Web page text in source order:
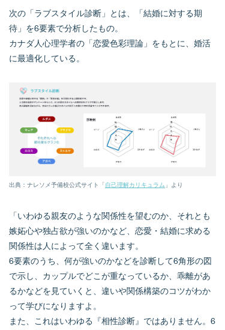
次の「ラブスタイル診断」とは、「結婚に対する期
待」を6要素で分析したもの。
カナダ人心理学者の「恋愛色彩理論」をもとに、婚活
に最適化している。
出典：ナレソメ予備校公式サイト「自己理解カリキュラム 」より
「いわゆる親友のような関係性を望むのか、それとも
嫉妬心や独占欲が強いのかなど、恋愛・結婚に求める
関係性は人によって全く違います。
6要素のうち、何が強いのかなどを診断して6角形の図
で示し、カップルでどこが重なっているか、乖離があ
るかなどを見ていくと、違いや関係構築のコツがわか
って学びになりますよ。
また、これはいわゆる『相性診断』ではありません。6